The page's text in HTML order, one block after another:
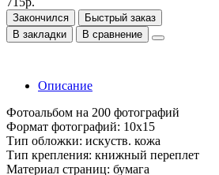
Закончился
Быстрый заказ
В закладки
В сравнение
Описание
Фотоальбом на 200 фотографий
Формат фотографий: 10х15
Тип обложки: искуств. кожа
Тип крепления: книжный переплет
Материал страниц: бумага